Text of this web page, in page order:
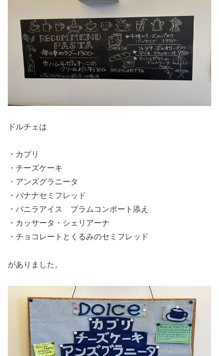
ドルチェは
・カプリ
・チーズケーキ
・アンズグラニータ
・バナナセミフレッド
・バニラアイス プラムコンポート添え
・カッサータ・シェリアーナ
・チョコレートとくるみのセミフレッド
がありました。